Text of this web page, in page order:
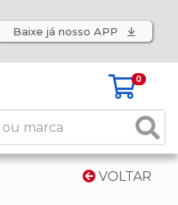
Baixe já nosso APP
0
VOLTAR